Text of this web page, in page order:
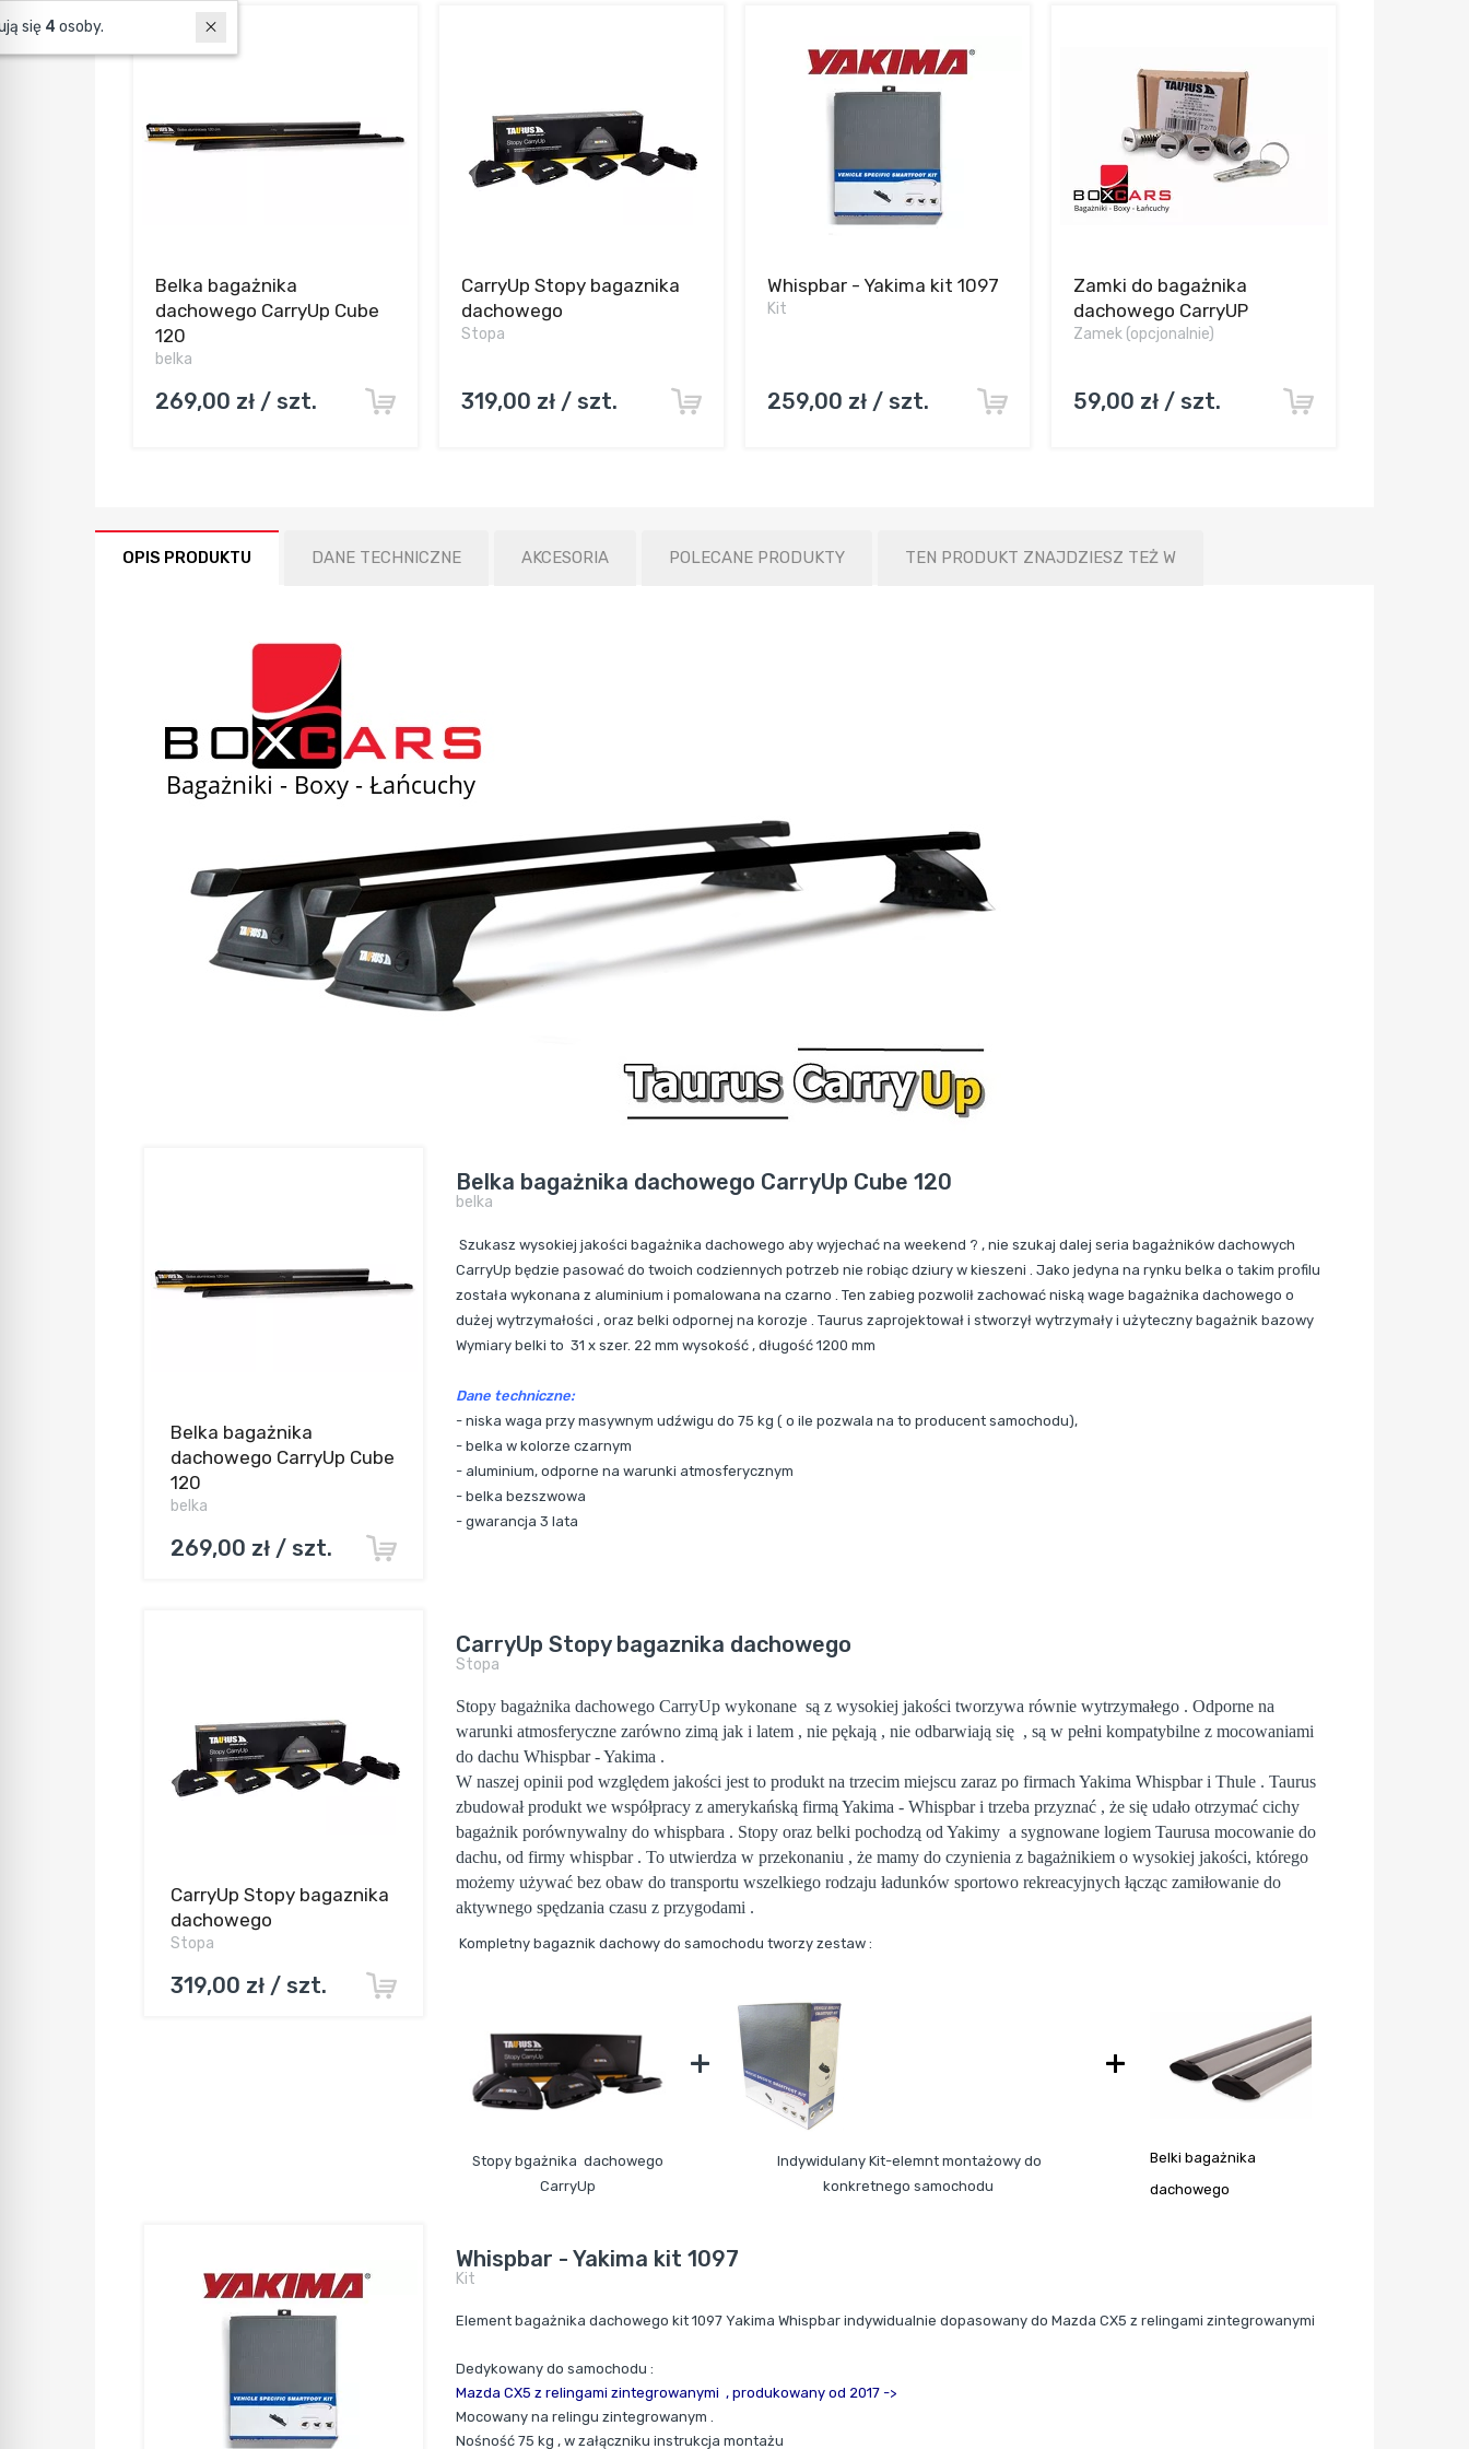
Belka bagażnika
dachowego CarryUp Cube
120
belka
269,00 zł / szt.
CarryUp Stopy bagaznika
dachowego
Stopa
319,00 zł / szt.
Whispbar - Yakima kit 1097
Kit
259,00 zł / szt.
Zamki do bagażnika
dachowego CarryUP
Zamek (opcjonalnie)
59,00 zł / szt.
OPIS PRODUKTU DANE TECHNICZNE AKCESORIA POLECANE PRODUKTY TEN PRODUKT ZNAJDZIESZ TEŻ W
Belka bagażnika
dachowego CarryUp Cube
120
belka
269,00 zł / szt.
Belka bagażnika dachowego CarryUp Cube 120
belka
Szukasz wysokiej jakości bagażnika dachowego aby wyjechać na weekend ? , nie szukaj dalej seria bagażników dachowych
CarryUp będzie pasować do twoich codziennych potrzeb nie robiąc dziury w kieszeni . Jako jedyna na rynku belka o takim profilu
została wykonana z aluminium i pomalowana na czarno . Ten zabieg pozwolił zachować niską wage bagażnika dachowego o
dużej wytrzymałości , oraz belki odpornej na korozje . Taurus zaprojektował i stworzył wytrzymały i użyteczny bagażnik bazowy
Wymiary belki to 31 x szer. 22 mm wysokość , długość 1200 mm
Dane techniczne:
- niska waga przy masywnym udźwigu do 75 kg ( o ile pozwala na to producent samochodu),
- belka w kolorze czarnym
- aluminium, odporne na warunki atmosferycznym
- belka bezszwowa
- gwarancja 3 lata
CarryUp Stopy bagaznika
dachowego
Stopa
319,00 zł / szt.
CarryUp Stopy bagaznika dachowego
Stopa
Stopy bagażnika dachowego CarryUp wykonane są z wysokiej jakości tworzywa równie wytrzymałego . Odporne na
warunki atmosferyczne zarówno zimą jak i latem , nie pękają , nie odbarwiają się , są w pełni kompatybilne z mocowaniami
do dachu Whispbar - Yakima .
W naszej opinii pod względem jakości jest to produkt na trzecim miejscu zaraz po firmach Yakima Whispbar i Thule . Taurus
zbudował produkt we współpracy z amerykańską firmą Yakima - Whispbar i trzeba przyznać , że się udało otrzymać cichy
bagażnik porównywalny do whispbara . Stopy oraz belki pochodzą od Yakimy a sygnowane logiem Taurusa mocowanie do
dachu, od firmy whispbar . To utwierdza w przekonaniu , że mamy do czynienia z bagażnikiem o wysokiej jakości, którego
możemy używać bez obaw do transportu wszelkiego rodzaju ładunków sportowo rekreacyjnych łącząc zamiłowanie do
aktywnego spędzania czasu z przygodami .
Kompletny bagaznik dachowy do samochodu tworzy zestaw :
+ +
Stopy bgażnika dachowego
CarryUp
Indywidulany Kit-elemnt montażowy do
konkretnego samochodu
Belki bagażnika
dachowego
Whispbar - Yakima kit 1097
Kit
Element bagażnika dachowego kit 1097 Yakima Whispbar indywidualnie dopasowany do Mazda CX5 z relingami zintegrowanymi
Dedykowany do samochodu :
Mazda CX5 z relingami zintegrowanymi , produkowany od 2017 ->
Mocowany na relingu zintegrowanym .
Nośność 75 kg , w załączniku instrukcja montażu
W ostatnich 7 dniach produktem interesują się